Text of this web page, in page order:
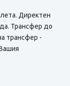
Директен
Трансфер до
трансфер -